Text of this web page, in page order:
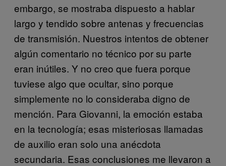
embargo, se mostraba dispuesto a hablar
largo y tendido sobre antenas y frecuencias
de transmisión. Nuestros intentos de obtener
algún comentario no técnico por su parte
eran inútiles. Y no creo que fuera porque
tuviese algo que ocultar, sino porque
simplemente no lo consideraba digno de
mención. Para Giovanni, la emoción estaba
en la tecnología; esas misteriosas llamadas
de auxilio eran solo una anécdota
secundaria. Esas conclusiones me llevaron a